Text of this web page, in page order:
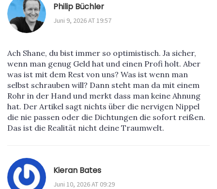
Philip Büchler
Juni 9, 2026 AT 19:57
Ach Shane, du bist immer so optimistisch. Ja sicher,
wenn man genug Geld hat und einen Profi holt. Aber
was ist mit dem Rest von uns? Was ist wenn man
selbst schrauben will? Dann steht man da mit einem
Rohr in der Hand und merkt dass man keine Ahnung
hat. Der Artikel sagt nichts über die nervigen Nippel
die nie passen oder die Dichtungen die sofort reißen.
Das ist die Realität nicht deine Traumwelt.
Kieran Bates
Juni 10, 2026 AT 09:29